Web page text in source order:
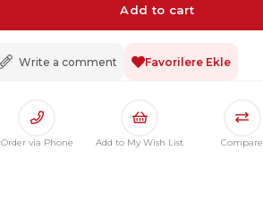
Write a comment Favorilere Ekle
Order via Phone Add to My Wish List Compare